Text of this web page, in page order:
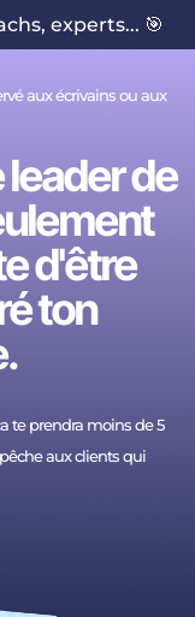
experts... 🎯
aux écrivains ou aux
leader de
d'être
ton
te prendra moins de 5
aux clients qui